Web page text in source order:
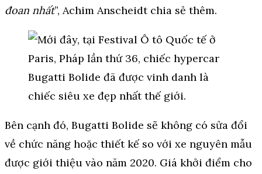
đoan nhất”, Achim Anscheidt chia sẻ thêm.
Bên cạnh đó, Bugatti Bolide sẽ không có sửa đổi
về chức năng hoặc thiết kế so với xe nguyên mẫu
được giới thiệu vào năm 2020. Giá khởi điểm cho